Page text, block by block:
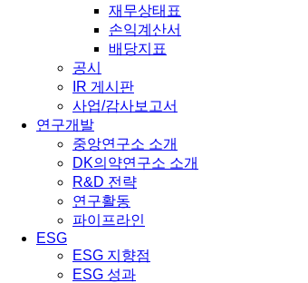
재무상태표
손익계산서
배당지표
공시
IR 게시판
사업/감사보고서
연구개발
중앙연구소 소개
DK의약연구소 소개
R&D 전략
연구활동
파이프라인
ESG
ESG 지향점
ESG 성과